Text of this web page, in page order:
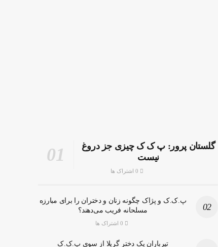
گلستان پرور: پ ک ک چیزی جز دروغ
نیست
پ.ک.ک و پژاک چگونه زنان و دختران را برای مبارزه
مسلحانه فریب می‌دهند؟
تیرباران یک دختر گریلا از سوی پ.ک.ک